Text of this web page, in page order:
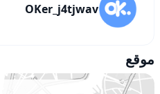
OKer_j4tjwav
موقع